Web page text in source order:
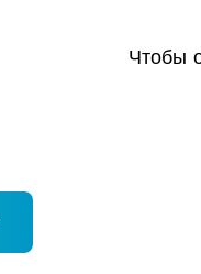
Чтобы